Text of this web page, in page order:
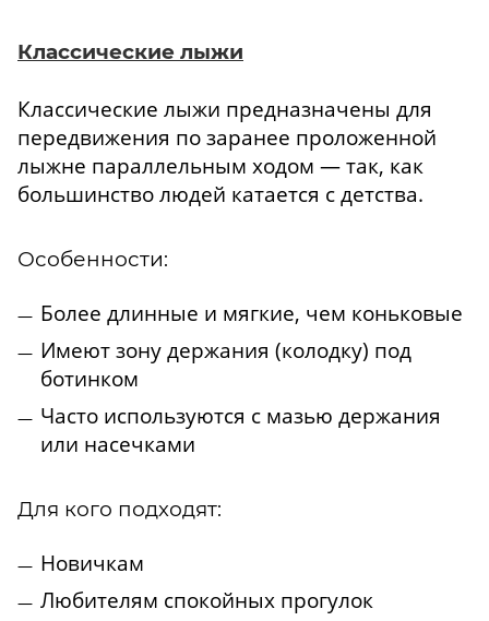
Классические лыжи
Классические лыжи предназначены для
передвижения по заранее проложенной
лыжне параллельным ходом — так, как
большинство людей катается с детства.
Особенности:
Более длинные и мягкие, чем коньковые
Имеют зону держания (колодку) под
ботинком
Часто используются с мазью держания
или насечками
Для кого подходят:
Новичкам
Любителям спокойных прогулок